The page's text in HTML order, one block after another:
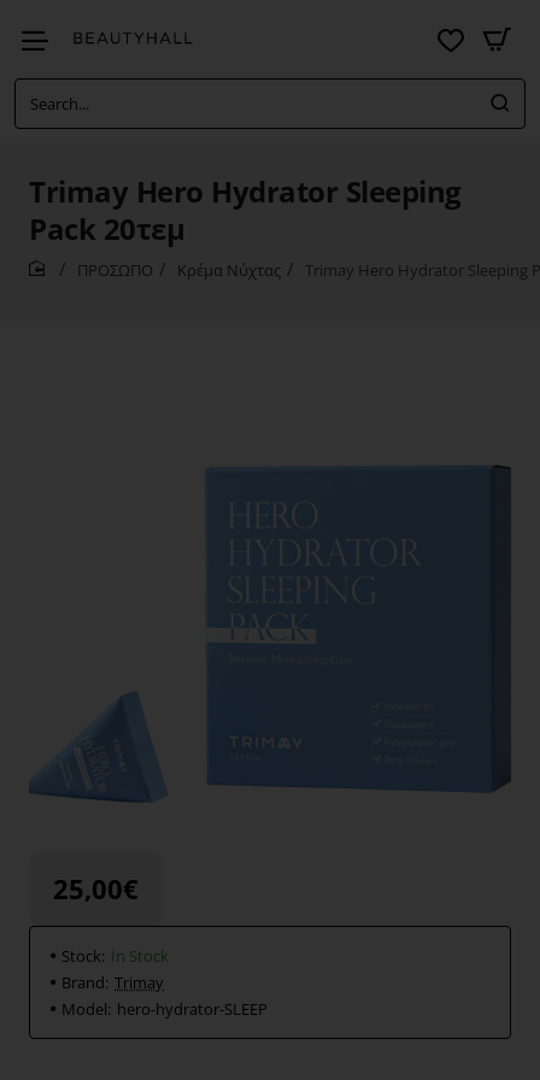
Search...
Trimay Hero Hydrator Sleeping
Pack 20τεμ
ΠΡΟΣΩΠΟ Κρέμα Νύχτας Trimay Hero Hydrator Sleeping
25,00€
Stock: In Stock
Brand: Trimay
Model: hero-hydrator-SLEEP